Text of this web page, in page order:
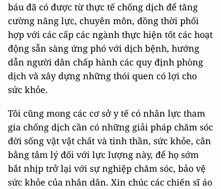
báu đã có được từ thực tế chống dịch để tăng
cường năng lực, chuyên môn, đồng thời phối
hợp với các cấp các ngành thực hiện tốt các hoạt
động sẵn sàng ứng phó với dịch bệnh, hướng
dẫn người dân chấp hành các quy định phòng
dịch và xây dựng những thói quen có lợi cho
sức khỏe.
Tôi cũng mong các cơ sở y tế có nhân lực tham
gia chống dịch cần có những giải pháp chăm sóc
đời sống vật vật chất và tinh thần, sức khỏe, cân
bằng tâm lý đối với lực lượng này, để họ sớm
bắt nhịp trở lại với sự nghiệp chăm sóc, bảo vệ
sức khỏe của nhân dân. Xin chúc các chiến sĩ áo